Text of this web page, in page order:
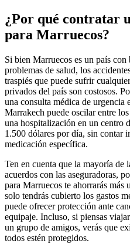
¿Por qué contratar
para Marruecos?
Si bien Marruecos es un país
problemas de salud, los
traspiés que puede sufrir
privados del país son costosos.
una consulta médica de urgencia
Marrakech puede oscilar entre
una hospitalización en un centro
1.500 dólares por día, sin contar
medicación específica.
Ten en cuenta que la mayoría de
acuerdos con las aseguradoras,
para Marruecos te ahorrarás más
solo tendrás cubierto los gastos
puede ofrecer protección ante
equipaje. Incluso, si piensas
un grupo de amigos, verás que
todos estén protegidos.